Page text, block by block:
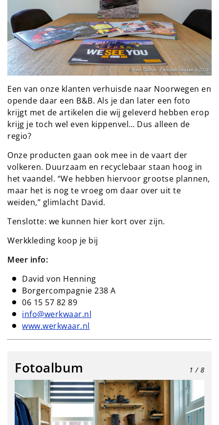
Een van onze klanten verhuisde naar Noorwegen en
opende daar een B&B. Als je dan later een foto
krijgt met de artikelen die wij geleverd hebben erop
krijg je toch wel even kippenvel… Dus alleen de
regio?
Onze producten gaan ook mee in de vaart der
volkeren. Duurzaam en recyclebaar staan hoog in
het vaandel. “We hebben hiervoor grootse plannen,
maar het is nog te vroeg om daar over uit te
weiden,” glimlacht David.
Tenslotte: we kunnen hier kort over zijn.
Werkkleding koop je bij
Meer info:
David von Henning
Borgercompagnie 238 A
06 15 57 82 89
info@werkwaar.nl
www.werkwaar.nl
Fotoalbum 1 / 8